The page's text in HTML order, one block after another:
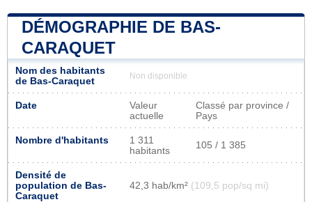
DÉMOGRAPHIE DE BAS-
CARAQUET
Nom des habitants
de Bas-Caraquet
Non disponible
Date
Valeur
actuelle
Classé par province /
Pays
Nombre d'habitants
1 311
habitants
105 / 1 385
Densité de
population de Bas-
Caraquet
42,3 hab/km² (109,5 pop/sq mi)